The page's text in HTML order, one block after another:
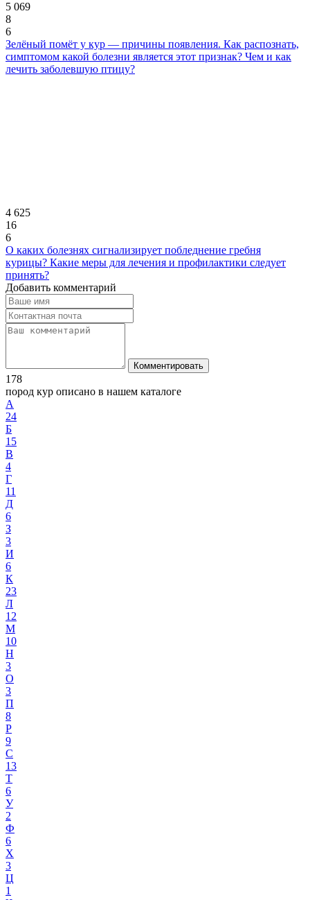
5 069
8
6
Зелёный помёт у кур — причины появления. Как распознать,
симптомом какой болезни является этот признак? Чем и как
лечить заболевшую птицу?
4 625
16
6
О каких болезнях сигнализирует побледнение гребня
курицы? Какие меры для лечения и профилактики следует
принять?
Добавить комментарий
Комментировать
178
пород кур описано в нашем каталоге
А
24
Б
15
В
4
Г
11
Д
6
З
3
И
6
К
23
Л
12
М
10
Н
3
О
3
П
8
Р
9
С
13
Т
6
У
2
Ф
6
Х
3
Ц
1